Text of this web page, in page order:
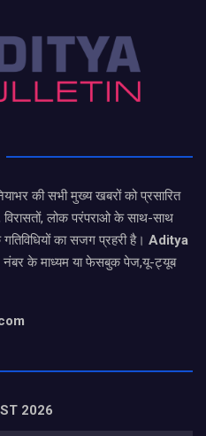
की सभी मुख्य खबरों को प्रसारित
लोक परंपराओ के साथ-साथ
का सजग प्रहरी है। Aditya
के माध्यम या फेसबुक पेज,यू-ट्यूब
2026